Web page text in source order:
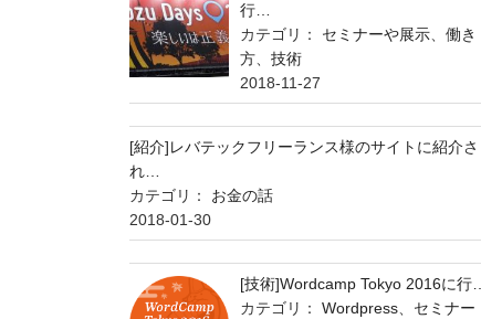
行…
カテゴリ： セミナーや展示 、働き
方 、技術
2018-11-27
[紹介]レバテックフリーランス様のサイトに紹介さ
れ…
カテゴリ： お金の話
2018-01-30
[技術]Wordcamp Tokyo 2016に行…
カテゴリ：Wordpress
セミナー